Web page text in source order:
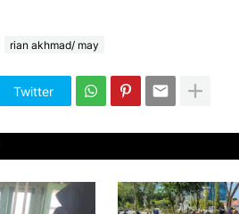
rian akhmad/ may
Twitter